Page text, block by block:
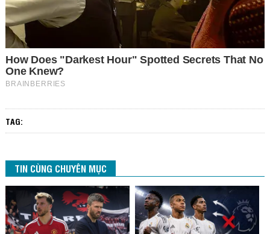
TAG:
TIN CÙNG CHUYÊN MỤC